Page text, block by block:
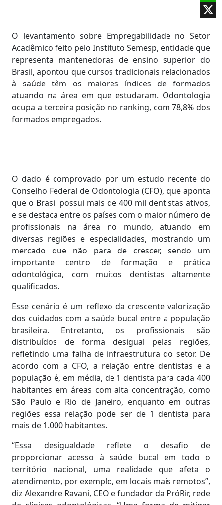
O levantamento sobre Empregabilidade no Setor
Acadêmico feito pelo Instituto Semesp, entidade que
representa mantenedoras de ensino superior do
Brasil, apontou que cursos tradicionais relacionados
à saúde têm os maiores índices de formados
atuando na área em que estudaram. Odontologia
ocupa a terceira posição no ranking, com 78,8% dos
formados empregados.
O dado é comprovado por um estudo recente do
Conselho Federal de Odontologia (CFO), que aponta
que o Brasil possui mais de 400 mil dentistas ativos,
e se destaca entre os países com o maior número de
profissionais na área no mundo, atuando em
diversas regiões e especialidades, mostrando um
mercado que não para de crescer, sendo um
importante centro de formação e prática
odontológica, com muitos dentistas altamente
qualificados.
Esse cenário é um reflexo da crescente valorização
dos cuidados com a saúde bucal entre a população
brasileira. Entretanto, os profissionais são
distribuídos de forma desigual pelas regiões,
refletindo uma falha de infraestrutura do setor. De
acordo com a CFO, a relação entre dentistas e a
população é, em média, de 1 dentista para cada 400
habitantes em áreas com alta concentração, como
São Paulo e Rio de Janeiro, enquanto em outras
regiões essa relação pode ser de 1 dentista para
mais de 1.000 habitantes.
“Essa desigualdade reflete o desafio de
proporcionar acesso à saúde bucal em todo o
território nacional, uma realidade que afeta o
atendimento, por exemplo, em locais mais remotos”,
diz Alexandre Ravani, CEO e fundador da PróRir, rede